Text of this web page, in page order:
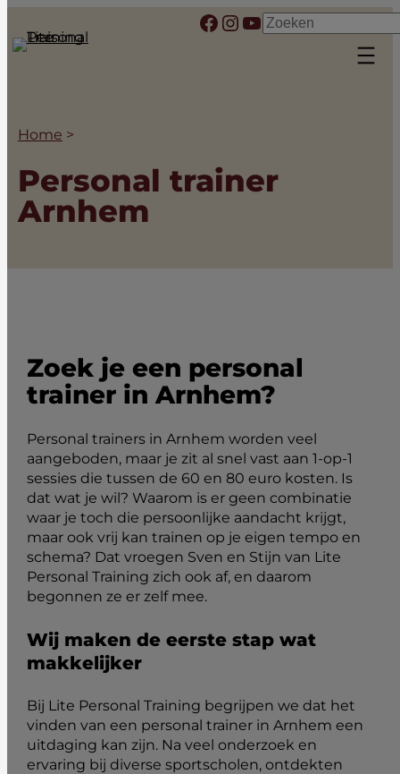
naar
de
Facebook
Instagram
YouTube
Zoeken
Home >
Personal trainer
Arnhem
Zoek je een personal
trainer in Arnhem?
Personal trainers in Arnhem worden veel
aangeboden, maar je zit al snel vast aan 1-op-1
sessies die tussen de 60 en 80 euro kosten. Is
dat wat je wil? Waarom is er geen combinatie
waar je toch die persoonlijke aandacht krijgt,
maar ook vrij kan trainen op je eigen tempo en
schema? Dat vroegen Sven en Stijn van Lite
Personal Training zich ook af, en daarom
begonnen ze er zelf mee.
Wij maken de eerste stap wat
makkelijker
Bij Lite Personal Training begrijpen we dat het
vinden van een personal trainer in Arnhem een
uitdaging kan zijn. Na veel onderzoek en
ervaring bij diverse sportscholen, ontdekten